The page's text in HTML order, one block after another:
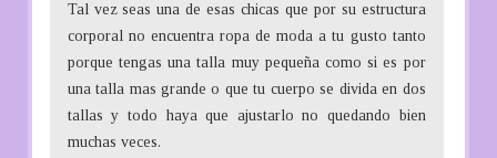
Tal vez seas una de esas chicas que por su estructura
corporal no encuentra ropa de moda a tu gusto tanto
porque tengas una talla muy pequeña como si es por
una talla mas grande o que tu cuerpo se divida en dos
tallas y todo haya que ajustarlo no quedando bien
muchas veces.